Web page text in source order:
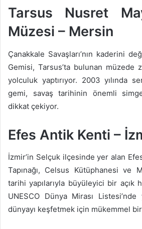
Tarsus Nusret
Müzesi – Mersin
Çanakkale Savaşları’nın kaderini
Gemisi, Tarsus’ta bulunan
yolculuk yaptırıyor. 2003 yılında
gemi, savaş tarihinin önemli
dikkat çekiyor.
Efes Antik Kenti –
İzmir’in Selçuk ilçesinde yer alan
Tapınağı, Celsus Kütüphanesi ve
tarihi yapılarıyla büyüleyici bir açık
UNESCO Dünya Mirası
dünyayı keşfetmek için mükemmel